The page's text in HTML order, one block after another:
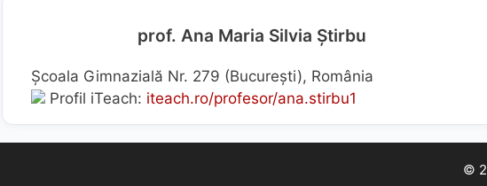
prof. Ana Maria Silvia Știrbu
Școala Gimnazială Nr. 279 (Bucureşti), România
Profil iTeach: iteach.ro/profesor/ana.stirbu1
©